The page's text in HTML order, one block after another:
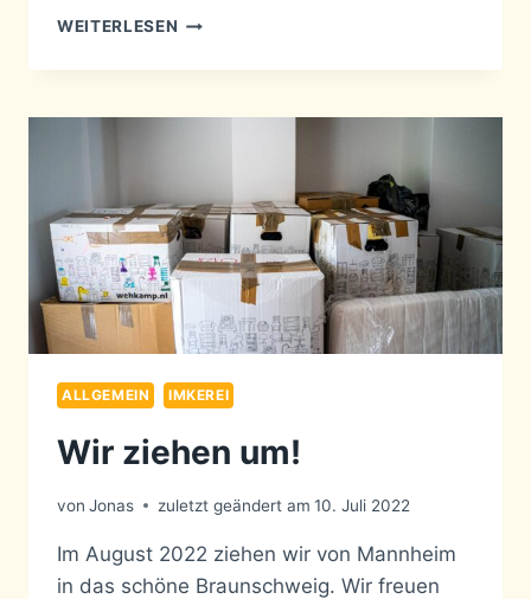
WEITERLESEN JAHRESRÜCKBLICK
ALLGEMEIN IMKEREI
Wir ziehen um!
von Jonas zuletzt geändert am 10. Juli 2022
Im August 2022 ziehen wir von Mannheim
in das schöne Braunschweig. Wir freuen